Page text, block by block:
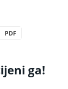
PDF
ga!